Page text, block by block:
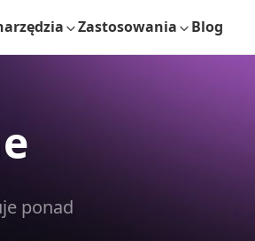
Zastosowania Blog
ponad